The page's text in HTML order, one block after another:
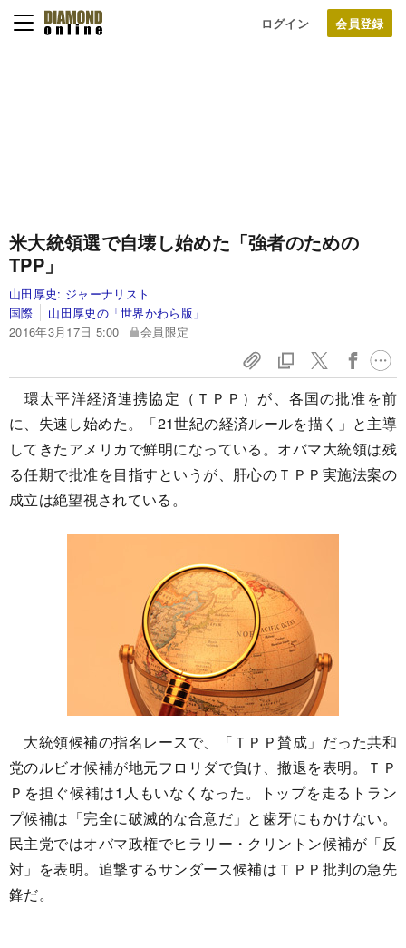
ログイン
米大統領選で自壊し始めた「強者のための
TPP」
山田厚史: ジャーナリスト
国際
山田厚史の「世界かわら版」
2016年3月17日 5:00
会員限定
環太平洋経済連携協定（ＴＰＰ）が、各国の批准を前
に、失速し始めた。「21世紀の経済ルールを描く」と主導
してきたアメリカで鮮明になっている。オバマ大統領は残
る任期で批准を目指すというが、肝心のＴＰＰ実施法案の
成立は絶望視されている。
大統領候補の指名レースで、「ＴＰＰ賛成」だった共和
党のルビオ候補が地元フロリダで負け、撤退を表明。ＴＰ
Ｐを担ぐ候補は1人もいなくなった。トップを走るトラン
プ候補は「完全に破滅的な合意だ」と歯牙にもかけない。
民主党ではオバマ政権でヒラリー・クリントン候補が「反
対」を表明。追撃するサンダース候補はＴＰＰ批判の急先
鋒だ。